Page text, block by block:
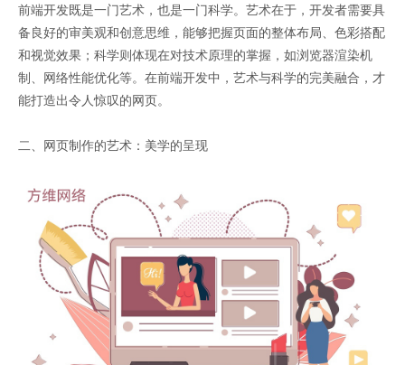
前端开发既是一门艺术，也是一门科学。艺术在于，开发者需要具
备良好的审美观和创意思维，能够把握页面的整体布局、色彩搭配
和视觉效果；科学则体现在对技术原理的掌握，如浏览器渲染机
制、网络性能优化等。在前端开发中，艺术与科学的完美融合，才
能打造出令人惊叹的网页。
二、网页制作的艺术：美学的呈现